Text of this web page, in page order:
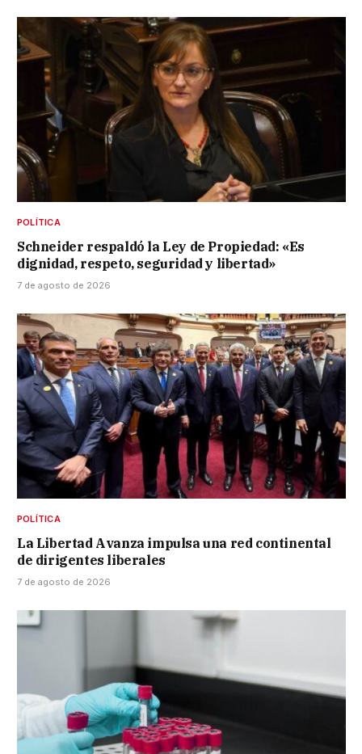
POLÍTICA
Schneider respaldó la Ley de Propiedad: «Es
dignidad, respeto, seguridad y libertad»
7 de agosto de 2026
POLÍTICA
La Libertad Avanza impulsa una red continental
de dirigentes liberales
7 de agosto de 2026